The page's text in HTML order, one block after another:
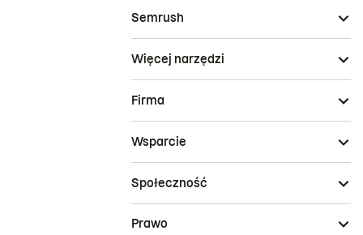
Semrush
Więcej narzędzi
Firma
Wsparcie
Społeczność
Prawo